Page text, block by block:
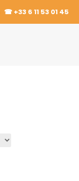
☎︎ +33 6 11 53 01 45